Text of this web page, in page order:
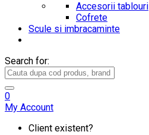
Accesorii tablouri
Cofrete
Scule si imbracaminte
Search for:
0
My Account
Client existent?